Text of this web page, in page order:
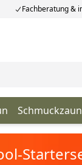
Fachberatung &
Schmuckzaun